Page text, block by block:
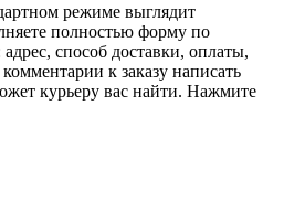
режиме выглядит
полностью форму по
способ доставки, оплаты,
к заказу написать
курьеру вас найти. Нажмите